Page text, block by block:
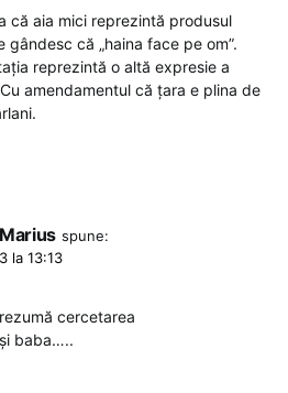
că aia mici reprezintă produsul
că „haina face pe om”.
reprezintă o altă expresie a
amendamentul că țara e plina de
spune:
la 13:13
cercetarea
baba…..